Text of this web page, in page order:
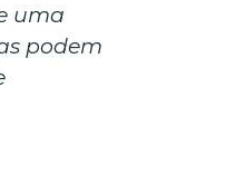
uma
podem